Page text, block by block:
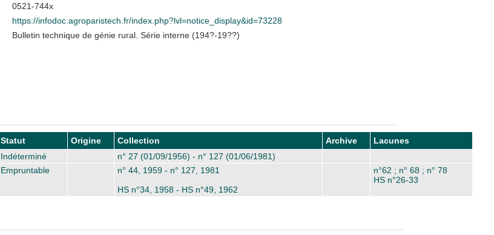
0521-744x
https://infodoc.agroparistech.fr/index.php?lvl=notice_display&id=73228
Bulletin technique de génie rural. Série interne (194?-19??)
Statut Origine Collection Archive
Lacunes
Indéterminé
n° 27 (01/09/1956) - n° 127 (01/06/1981)
Empruntable
n° 44, 1959 - n° 127, 1981
HS n°34, 1958 - HS n°49, 1962
n°62 ; n° 68 ; n° 78
HS n°26-33